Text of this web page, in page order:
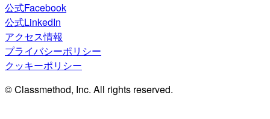
公式Facebook
公式LinkedIn
アクセス情報
プライバシーポリシー
クッキーポリシー
© Classmethod, Inc. All rights reserved.